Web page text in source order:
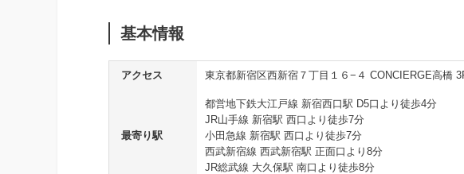
基本情報
アクセス 東京都新宿区西新宿７丁目１６−４ CONCIERGE高橋
最寄り駅
都営地下鉄大江戸線 新宿西口駅 D5口より徒歩4分
JR山手線 新宿駅 西口より徒歩7分
小田急線 新宿駅 西口より徒歩7分
西武新宿線 西武新宿駅 正面口より8分
JR総武線 大久保駅 南口より徒歩8分